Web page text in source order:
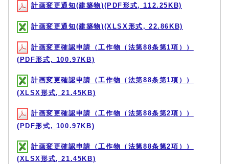
計画変更通知(建築物)(PDF形式, 112.25KB)
計画変更通知(建築物)(XLSX形式, 22.86KB)
計画変更確認申請（工作物（法第88条第1項））
(PDF形式, 100.97KB)
計画変更確認申請（工作物（法第88条第1項））
(XLSX形式, 21.45KB)
計画変更確認申請（工作物（法第88条第2項））
(PDF形式, 100.97KB)
計画変更確認申請（工作物（法第88条第2項））
(XLSX形式, 21.45KB)